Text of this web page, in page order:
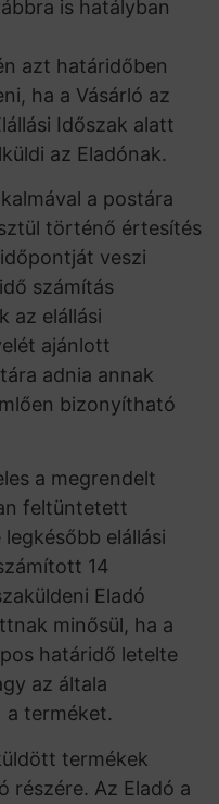
is hatályban
azt határidőben
ha a Vásárló az
Időszak alatt
az Eladónak.
a postára
történő értesítés
veszi
számítás
az elállási
ajánlott
adnia annak
bizonyítható
a megrendelt
feltüntetett
elállási
14
Eladó
minősül, ha a
határidő letelte
az általa
a terméket.
termékek
részére. Az Eladó a